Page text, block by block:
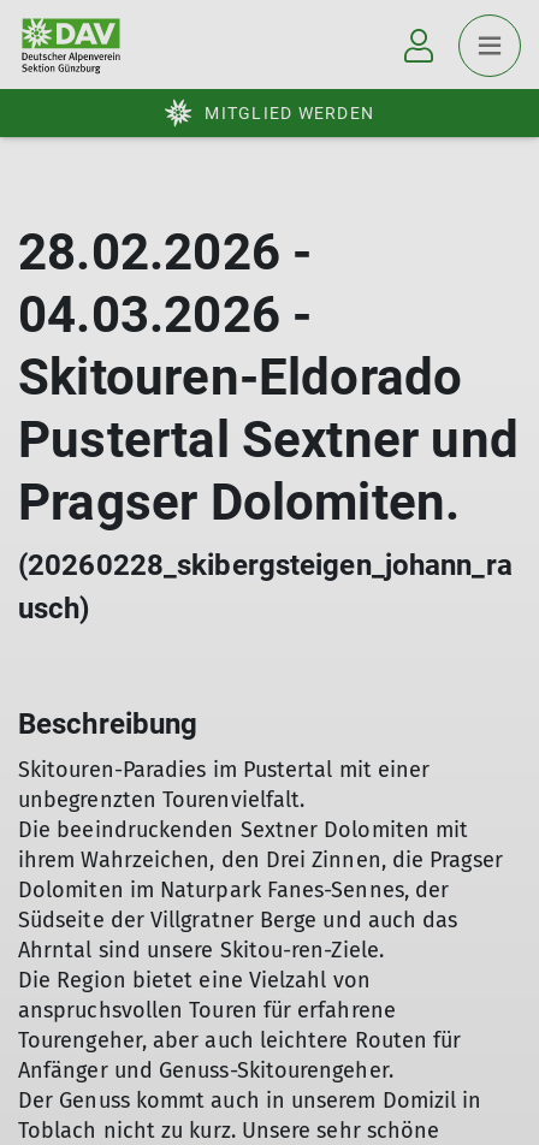
MITGLIED WERDEN
28.02.2026 -
04.03.2026 -
Skitouren-Eldorado
Pustertal Sextner und
Pragser Dolomiten.
(20260228_skibergsteigen_johann_ra
usch)
Beschreibung
Skitouren-Paradies im Pustertal mit einer
unbegrenzten Tourenvielfalt.
Die beeindruckenden Sextner Dolomiten mit
ihrem Wahrzeichen, den Drei Zinnen, die Pragser
Dolomiten im Naturpark Fanes-Sennes, der
Südseite der Villgratner Berge und auch das
Ahrntal sind unsere Skitou-ren-Ziele.
Die Region bietet eine Vielzahl von
anspruchsvollen Touren für erfahrene
Tourengeher, aber auch leichtere Routen für
Anfänger und Genuss-Skitourengeher.
Der Genuss kommt auch in unserem Domizil in
Toblach nicht zu kurz. Unsere sehr schöne